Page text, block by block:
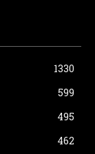
1330
599
495
462